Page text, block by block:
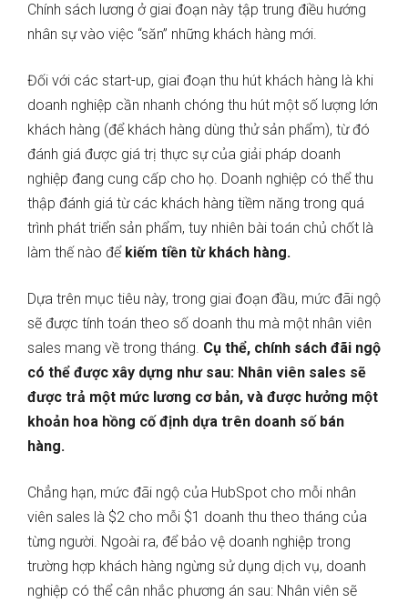
Chính sách lương ở giai đoạn này tập trung điều hướng
nhân sự vào việc “săn” những khách hàng mới.
Đối với các start-up, giai đoạn thu hút khách hàng là khi
doanh nghiệp cần nhanh chóng thu hút một số lượng lớn
khách hàng (để khách hàng dùng thử sản phẩm), từ đó
đánh giá được giá trị thực sự của giải pháp doanh
nghiệp đang cung cấp cho họ. Doanh nghiệp có thể thu
thập đánh giá từ các khách hàng tiềm năng trong quá
trình phát triển sản phẩm, tuy nhiên bài toán chủ chốt là
làm thế nào đểkiếm tiền từ khách hàng.
Dựa trên mục tiêu này, trong giai đoạn đầu, mức đãi ngộ
sẽ được tính toán theo số doanh thu mà một nhân viên
sales mang về trong tháng. Cụ thể, chính sách đãi ngộ
có thể được xây dựng như sau: Nhân viên sales sẽ
được trả một mức lương cơ bản, và được hưởng một
khoản hoa hồng cố định dựa trên doanh số bán
hàng.
Chẳng hạn, mức đãi ngộ của HubSpot cho mỗi nhân
viên sales là $2 cho mỗi $1 doanh thu theo tháng của
từng người. Ngoài ra, để bảo vệ doanh nghiệp trong
trường hợp khách hàng ngừng sử dụng dịch vụ, doanh
nghiệp có thể cân nhắc phương án sau: Nhân viên sẽ